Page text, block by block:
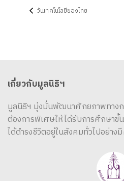
วันเทคโนโลยีของไทย
เกี่ยวกับมูลนิธิฯ
มูลนิธิฯ มุ่งมั่นพัฒนาศักยภาพทาง
ต้องการพิเศษให้ได้รับการศึกษา
ได้ดำรงชีวิตอยู่ในสังคมทั่วไปอย่า